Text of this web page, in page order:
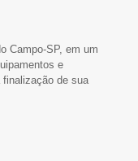
Campo-SP, em um
e
de sua